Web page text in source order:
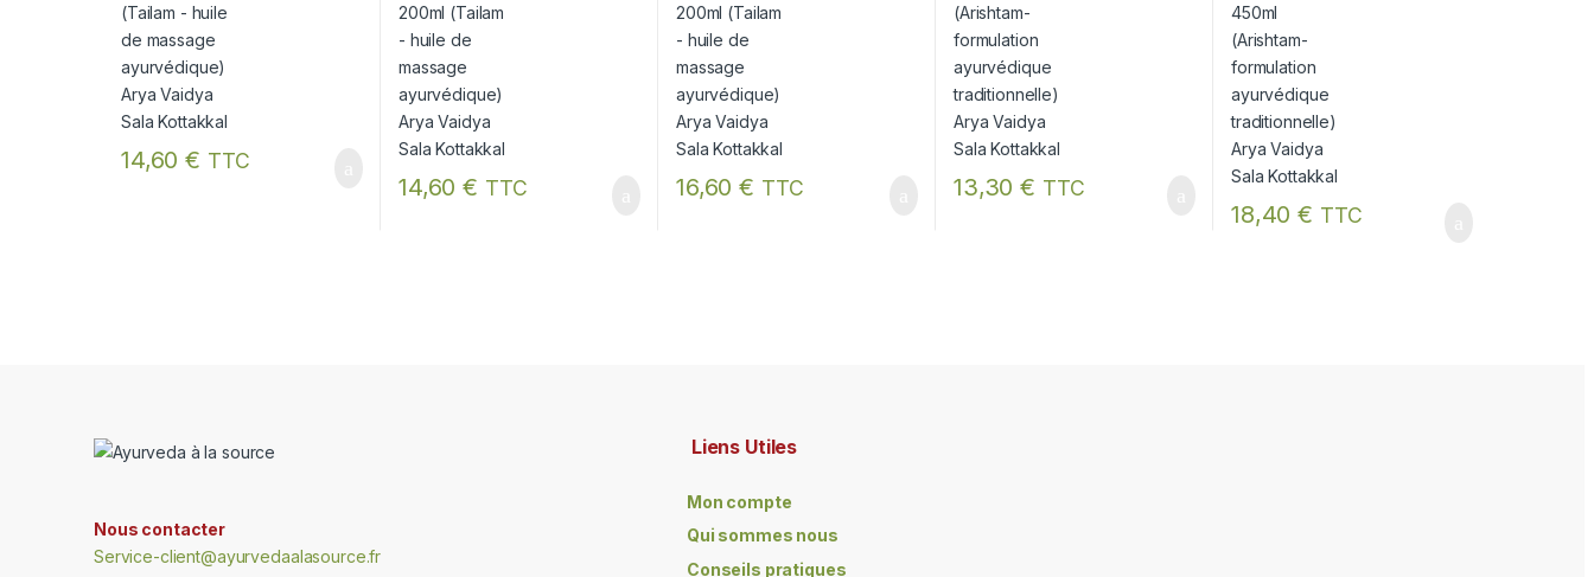
14,60€ TTC
14,60€ TTC 16,60€ TTC 13,30€ TTC
18,40€ TTC
Nous contacter
Service-client@ayurvedaalasource.fr
Liens Utiles
Mon compte
Qui sommes nous
Conseils pratiques